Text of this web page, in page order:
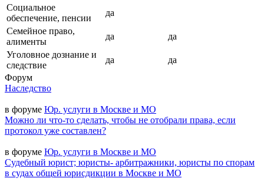
Социальное
обеспечение, пенсии
да
Семейное право,
алименты
да
да
Уголовное дознание и
следствие
да
да
Форум
Наследство
в форуме Юр. услуги в Москве и МО
Можно ли что-то сделать, чтобы не отобрали права, если
протокол уже составлен?
в форуме Юр. услуги в Москве и МО
Судебный юрист; юристы- арбитражники, юристы по спорам
в судах общей юрисдикции в Москве и МО